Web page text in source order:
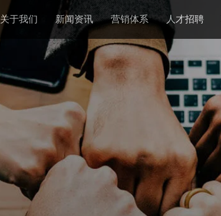
关于我们 新闻资讯 营销体系 人才招聘